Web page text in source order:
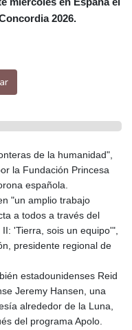
Asunción
2026.
de la humanidad",
la Fundación Princesa
española.
"un amplio trabajo
a todos a través del
'Tierra, sois un equipo'",
presidente regional de
estadounidenses Reid
Jeremy Hansen, una
alrededor de la Luna,
del programa Apolo.